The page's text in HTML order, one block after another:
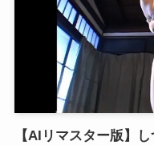
【AIリマスター版】